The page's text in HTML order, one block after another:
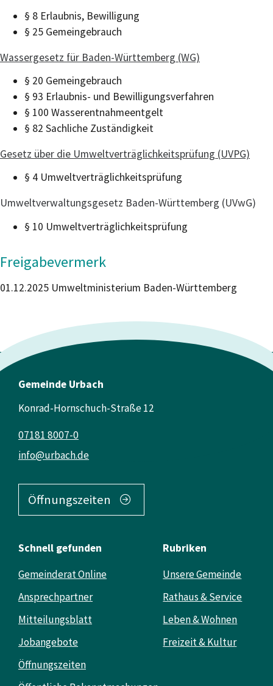
§ 8 Erlaubnis, Bewilligung
§ 25 Gemeingebrauch
Wassergesetz für Baden-Württemberg (WG)
§ 20 Gemeingebrauch
§ 93 Erlaubnis- und Bewilligungsverfahren
§ 100 Wasserentnahmeentgelt
§ 82 Sachliche Zuständigkeit
Gesetz über die Umweltverträglichkeitsprüfung (UVPG)
§ 4 Umweltverträglichkeitsprüfung
Umweltverwaltungsgesetz Baden-Württemberg (UVwG)
§ 10 Umweltverträglichkeitsprüfung
Freigabevermerk
01.12.2025 Umweltministerium Baden-Württemberg
Gemeinde Urbach
Konrad-Hornschuch-Straße 12
info@urbach.de
07181 8007-0
Öffnungszeiten
Schnell gefunden
Gemeinderat Online
Ansprechpartner
Mitteilungsblatt
Jobangebote
Öffnungszeiten
Rubriken
Unsere Gemeinde
Rathaus & Service
Leben & Wohnen
Freizeit & Kultur